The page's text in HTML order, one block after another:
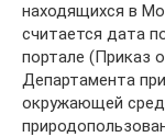
находящихся в
считается дата
портале (Приказ
Департамента
окружающей